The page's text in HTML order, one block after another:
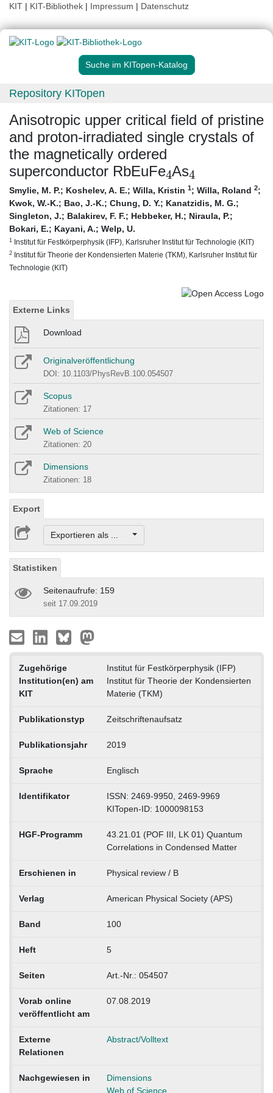
KIT | KIT-Bibliothek | Impressum | Datenschutz
Suche im KITopen-Katalog
Repository KITopen
Anisotropic upper critical field of pristine
and proton-irradiated single crystals of
the magnetically ordered
superconductor RbEuFe
4
As
Smylie, M. P.; Koshelev, A. E.; Willa, Kristin 1; Willa, Roland 2;
Kwok, W.-K.; Bao, J.-K.; Chung, D. Y.; Kanatzidis, M. G.;
Singleton, J.; Balakirev, F. F.; Hebbeker, H.; Niraula, P.;
Bokari, E.; Kayani, A.; Welp, U.
1 Institut für Festkörperphysik (IFP), Karlsruher Institut für Technologie (KIT)
2 Institut für Theorie der Kondensierten Materie (TKM), Karlsruher Institut für
Technologie (KIT)
Externe Links
Download
Originalveröffentlichung
DOI: 10.1103/PhysRevB.100.054507
Scopus
Zitationen: 17
Web of Science
Zitationen: 20
Dimensions
Zitationen: 18
Export
Exportieren als ...
Statistiken
Seitenaufrufe: 159
seit 17.09.2019
Zugehörige
Institution(en) am
KIT
Institut für Festkörperphysik (IFP)
Institut für Theorie der Kondensierten
Materie (TKM)
Publikationstyp Zeitschriftenaufsatz
Publikationsjahr 2019
Sprache Englisch
Identifikator
ISSN: 2469-9950, 2469-9969
KITopen-ID: 1000098153
HGF-Programm
43.21.01 (POF III, LK 01) Quantum
Correlations in Condensed Matter
Erschienen in Physical review / B
Verlag American Physical Society (APS)
Band 100
Heft 5
Seiten Art.-Nr.: 054507
Vorab online
veröffentlicht am
07.08.2019
Externe
Relationen
Abstract/Volltext
Nachgewiesen in
Dimensions
Web of Science